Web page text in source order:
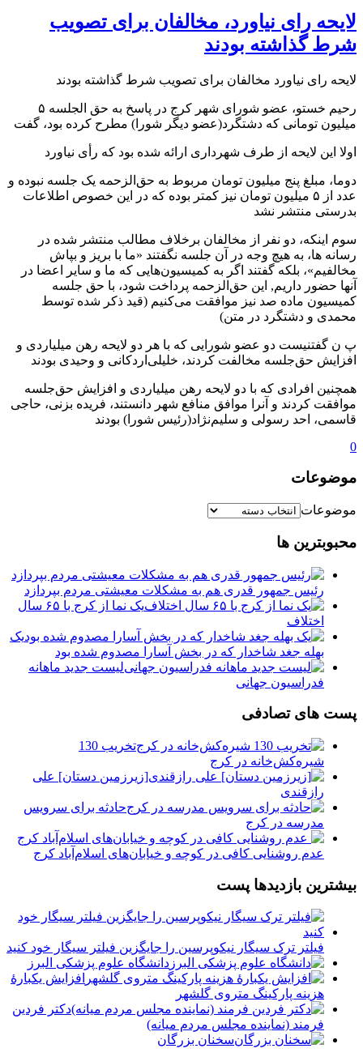
لایحه رای نیاورد، مخالفان برای تصویب
شرط گذاشته بودند
لایحه رای نیاورد مخالفان برای تصویب شرط گذاشته بودند
رحیم خستو، عضو شورای شهر کرج در پاسخ به حق الجلسه ۵
میلیون تومانی که دشتگرد(عضو دیگر شورا) مطرح کرده بود، گفت
اولا این لایحه از طرف شهرداری ارائه شده بود که رأی نیاورد
دوما، مبلغ پنج میلیون تومان مربوط به حق‌‌الزحمه یک جلسه نبوده و
عدد از ۵ میلیون تومان نیز کمتر بوده که در این خصوص اطلاعات
بدرستی منتشر نشد
سوم اینکه، دو نفر از مخالفان برخلاف مطالب منتشر شده در
رسانه ها، به هیچ وجه در آن جلسه نگفتند «ما با بریز و بپاش
مخالفیم»، بلکه گفتند اگر به کمیسیون‌هایی که ما و سایر اعضا در
آنها حضور داریم, این حق‌الزحمه پرداخت شود، با حق جلسه
کمیسیون ماده صد نیز موافقت می‌کنیم (قید ذکر شده توسط
محمدی و دشتگرد در متن)
پ ن گفتنیست دو عضو شورایی که با هر دو لایحه رهن میلیاردی و
افزایش‌ حق‌جلسه مخالفت کردند، خلیلی‌اردکانی و وحیدی بودند
همچنین افرادی که با دو لایحه رهن میلیاردی و افزایش حق‌جلسه
موافقت کردند و آنرا موافق منافع شهر دانستند، فریده بزنی، حاجی
قاسمی، احد رسولی و سلیم‌نژاد(رئیس شورا) بودند
0
موضوعات
موضوعات
محبوبترین ها
رئیس جمهور قدری هم به مشکلات معیشتی مردم بپردازد
یک نما از کرج با ۶۵ سال
اختلاف
یک
بهله جغد شاخدار که در بخش آسارا مصدوم شده بود
لیست جدید ماهانه
فدراسیون جهانی
پست های تصادفی
تخریب 130
شیره‌کش‌خانه در کرج
[زیرزمین دستان] علی
رازقندی
حادثه برای سرویس
مدرسه در کرج
عدم روشنایی کافی در کوچه و خیابان‌های اسلام‌آباد کرج
بیشترین بازدیدها پست
فیلتر ترک سیگار نیکوپرسین را جایگزین فیلتر سیگار خود کنید
دانشگاه علوم پزشکی البرز
افزایش یکبارۀ
هزینه پارکینگ متروی گلشهر
دكتر فردين
فرمند (نماينده مجلس مردم میانه)
سخنان بزرگان